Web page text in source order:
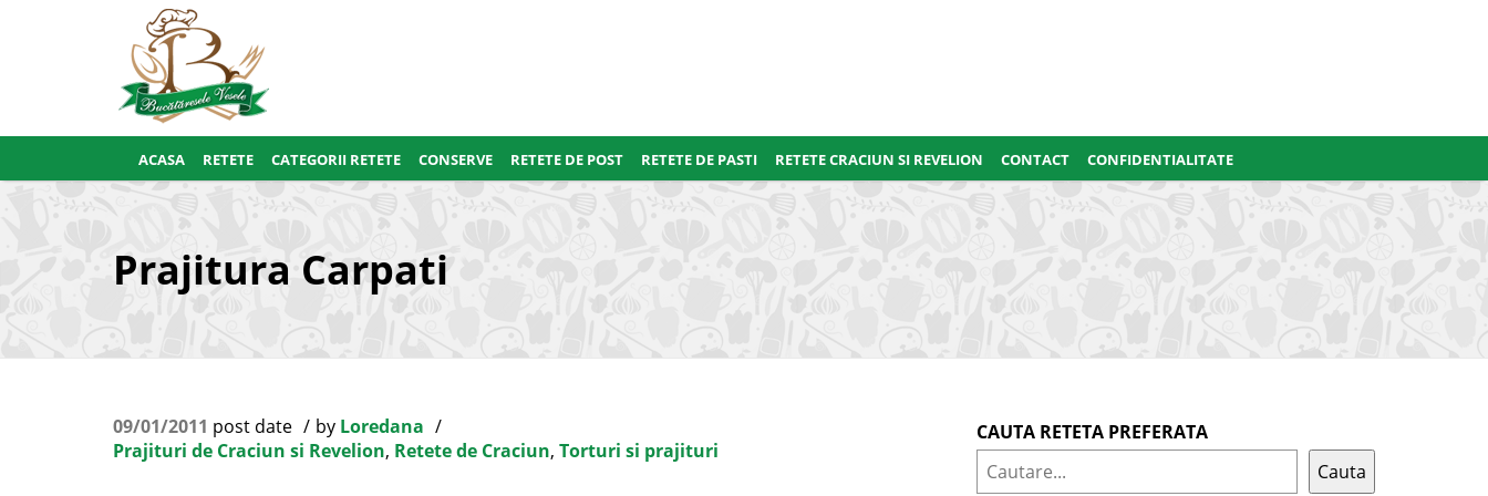
ACASA RETETE CATEGORII RETETE CONSERVE RETETE DE POST RETETE DE PASTI RETETE CRACIUN SI REVELION CONTACT CONFIDENTIALITATE
Prajitura Carpati
09/01/2011 post date by Loredana
Prajituri de Craciun si Revelion, Retete de Craciun, Torturi si prajituri
CAUTA RETETA PREFERATA
Cauta